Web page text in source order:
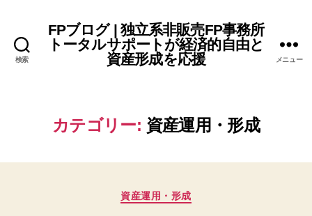
検索
FPブログ | 独立系非販売FP事務所
トータルサポートが経済的自由と
資産形成を応援
メニュー
カテゴリー: 資産運用・形成
カ
資産運用・形成